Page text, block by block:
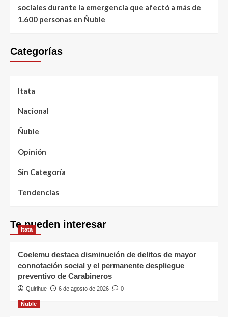
sociales durante la emergencia que afectó a más de
1.600 personas en Ñuble
Categorías
Itata
Nacional
Ñuble
Opinión
Sin Categoría
Tendencias
Te pueden interesar
Itata
Coelemu destaca disminución de delitos de mayor
connotación social y el permanente despliegue
preventivo de Carabineros
Quirihue 6 de agosto de 2026 0
Ñuble